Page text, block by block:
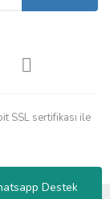
Destek
SSL sertifikası ile